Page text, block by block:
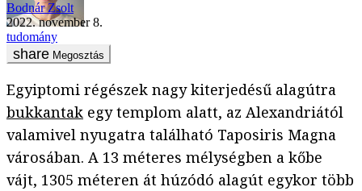
Bodnár Zsolt
2022. november 8.
tudomány
Megosztás
Egyiptomi régészek nagy kiterjedésű alagútra
bukkantak egy templom alatt, az Alexandriától
valamivel nyugatra található Taposiris Magna
városában. A 13 méteres mélységben a kőbe
vájt, 1305 méteren át húzódó alagút egykor több